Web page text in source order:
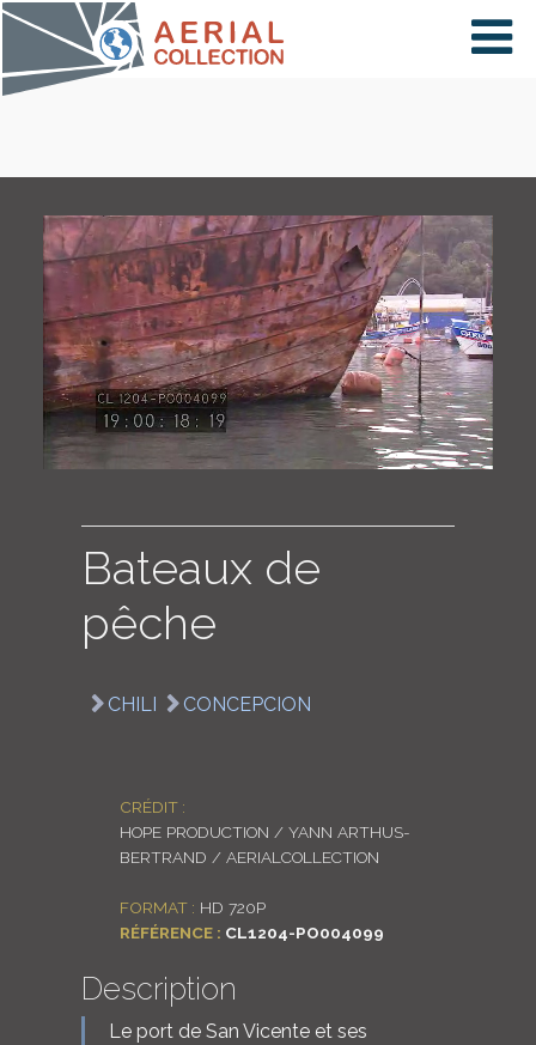
×
PAYS
CARTE
COLLECTIONS
Bateaux de
pêche
CHILI CONCEPCION
CRÉDIT :
HOPE PRODUCTION / YANN ARTHUS-
BERTRAND / AERIALCOLLECTION
FORMAT : HD 720P
RÉFÉRENCE : CL1204-PO004099
Description
Le port de San Vicente et ses